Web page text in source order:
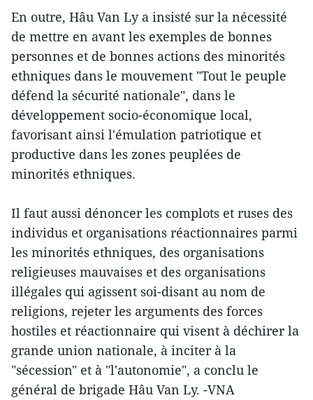
En outre, Hâu Van Ly a insisté sur la nécessité
de mettre en avant les exemples de bonnes
personnes et de bonnes actions des minorités
ethniques dans le mouvement "Tout le peuple
défend la sécurité nationale", dans le
développement socio-économique local,
favorisant ainsi l'émulation patriotique et
productive dans les zones peuplées de
minorités ethniques.
Il faut aussi dénoncer les complots et ruses des
individus et organisations réactionnaires parmi
les minorités ethniques, des organisations
religieuses mauvaises et des organisations
illégales qui agissent soi-disant au nom de
religions, rejeter les arguments des forces
hostiles et réactionnaire qui visent à déchirer la
grande union nationale, à inciter à la
"sécession" et à "l'autonomie", a conclu le
général de brigade Hâu Van Ly. -VNA